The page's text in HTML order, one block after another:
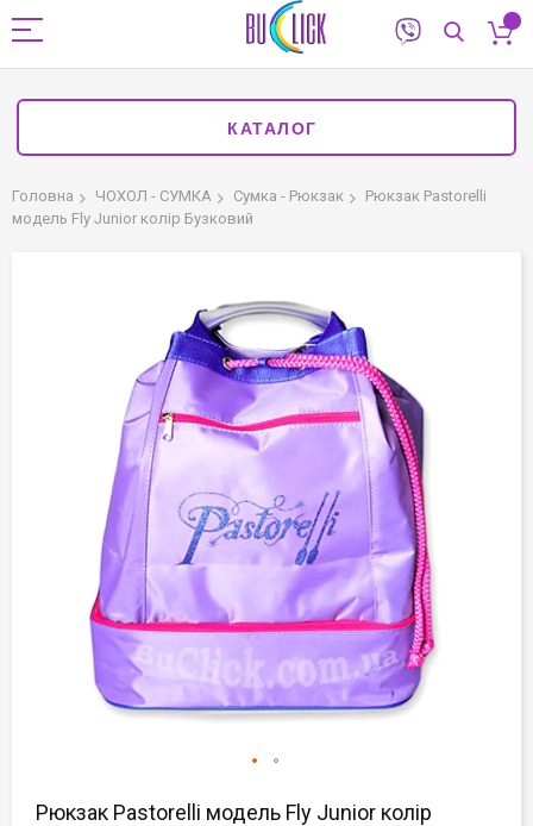
КАТАЛОГ
Головна ЧОХОЛ - СУМКА Сумка - Рюкзак
Рюкзак Pastorelli
модель Fly Junior колір Бузковий
до
Рюкзак Pastorelli модель Fly Junior колір